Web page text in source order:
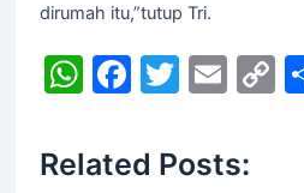
dirumah itu,”tutup Tri.
W
at
F
c
T
itt
E
ai
C
Related Posts: